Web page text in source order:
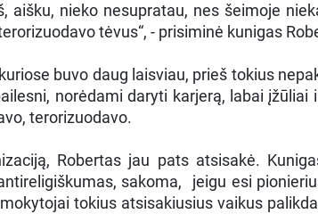
aišku, nieko nesupratau, nes šeimoje
tėvus“, - prisiminė kunigas
buvo daug laisviau, prieš tokius
norėdami daryti karjerą, labai
terorizuodavo.
Robertas jau pats atsisakė.
sakoma, jeigu esi
tokius atsisakiusius vaikus